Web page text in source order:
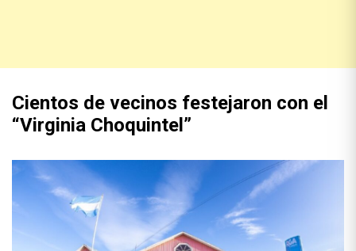
Cientos de vecinos festejaron con el
“Virginia Choquintel”